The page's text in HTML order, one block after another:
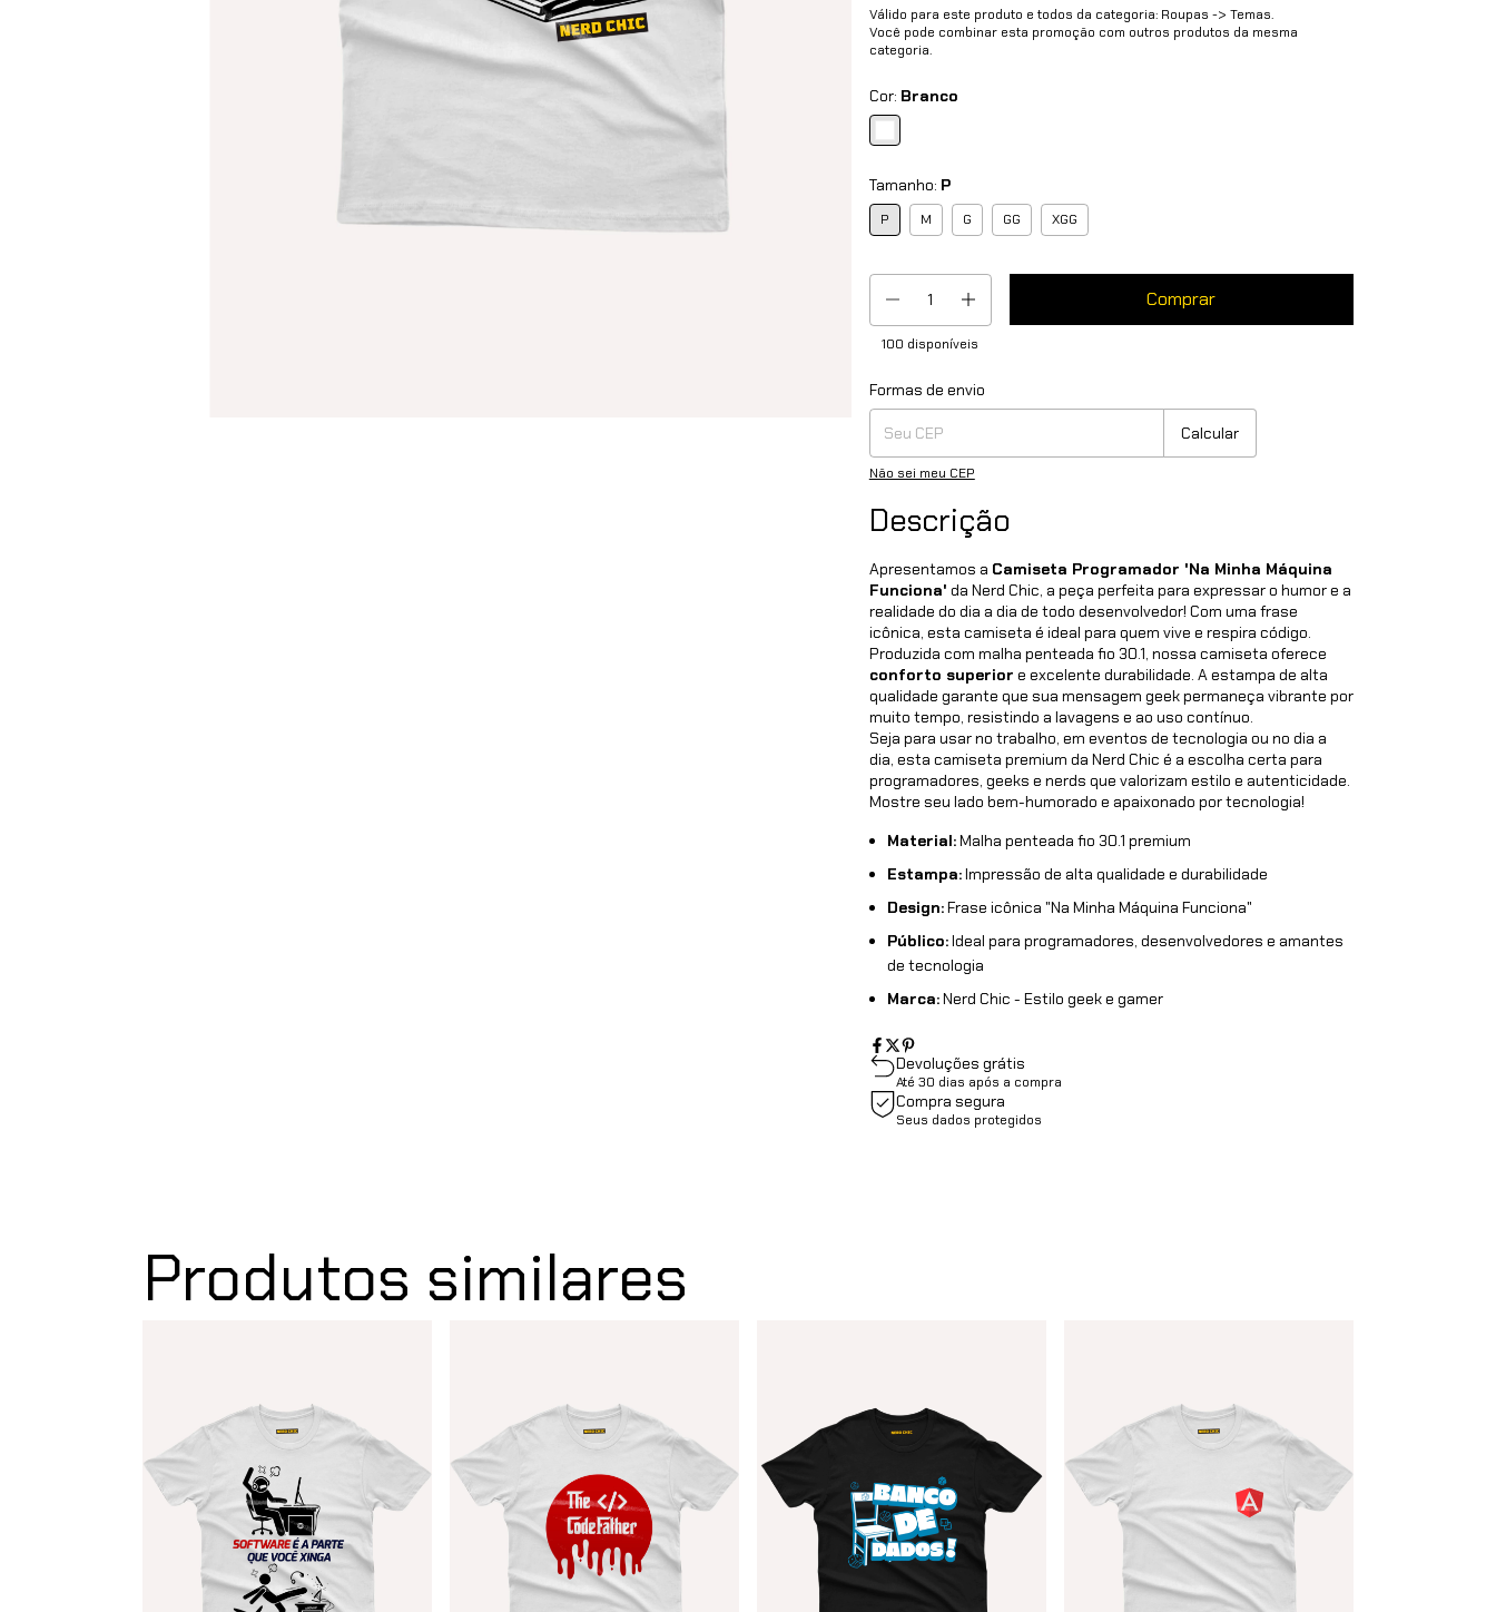
Válido para este produto e todos da categoria: Roupas -> Temas.
Você pode combinar esta promoção com outros produtos da mesma
categoria.
Cor: Branco
Tamanho: P
P M G GG XGG
100 disponíveis
Entregas para o CEP:
Formas de envio
Calcular
Não sei meu CEP
Descrição
Apresentamos a Camiseta Programador 'Na Minha Máquina
Funciona' da Nerd Chic, a peça perfeita para expressar o humor e a
realidade do dia a dia de todo desenvolvedor! Com uma frase
icônica, esta camiseta é ideal para quem vive e respira código.
Produzida com malha penteada fio 30.1, nossa camiseta oferece
conforto superior e excelente durabilidade. A estampa de alta
qualidade garante que sua mensagem geek permaneça vibrante por
muito tempo, resistindo a lavagens e ao uso contínuo.
Seja para usar no trabalho, em eventos de tecnologia ou no dia a
dia, esta camiseta premium da Nerd Chic é a escolha certa para
programadores, geeks e nerds que valorizam estilo e autenticidade.
Mostre seu lado bem-humorado e apaixonado por tecnologia!
Material:Malha penteada fio 30.1 premium
Estampa:Impressão de alta qualidade e durabilidade
Design:Frase icônica "Na Minha Máquina Funciona"
Público:Ideal para programadores, desenvolvedores e amantes
de tecnologia
Marca:Nerd Chic - Estilo geek e gamer
Devoluções grátis
Até 30 dias após a compra
Compra segura
Seus dados protegidos
Produtos similares